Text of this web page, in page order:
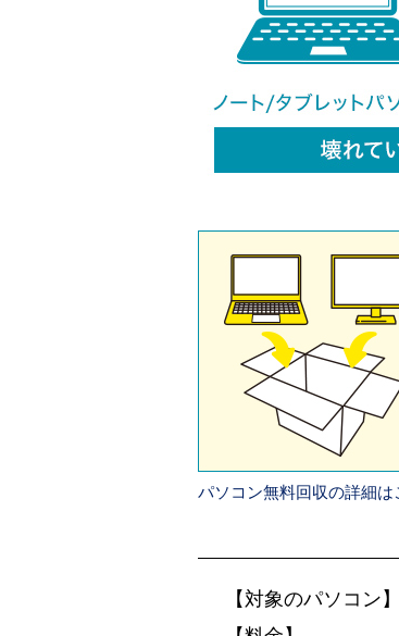
パソコン無料回収の詳細は
【対象のパソコン】